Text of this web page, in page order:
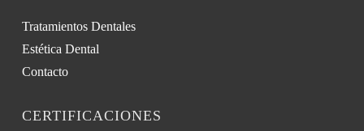
Tratamientos Dentales
Estética Dental
Contacto
CERTIFICACIONES